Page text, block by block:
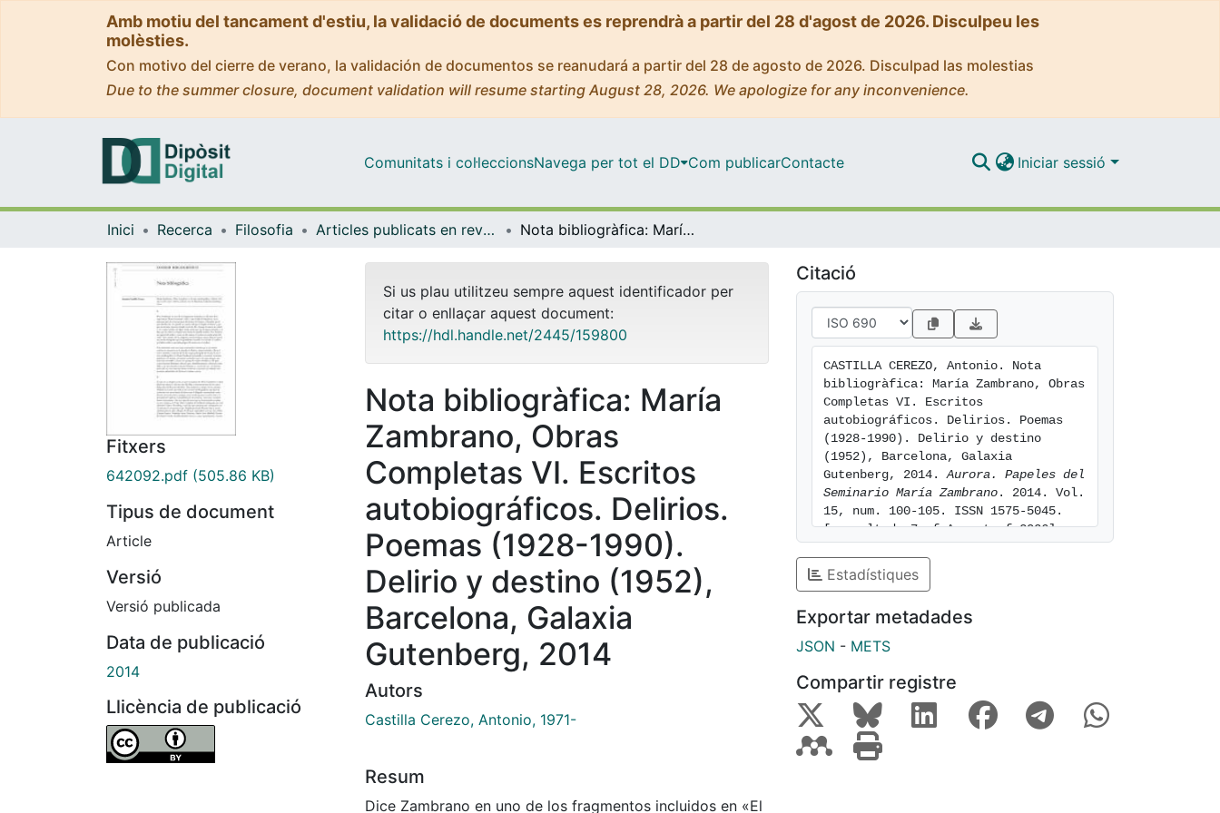
Amb motiu del tancament d'estiu, la validació de documents es reprendrà a partir del 28 d'agost de 2026. Disculpeu les
molèsties.
Con motivo del cierre de verano, la validación de documentos se reanudará a partir del 28 de agosto de 2026. Disculpad las molestias
Due to the summer closure, document validation will resume starting August 28, 2026. We apologize for any inconvenience.
Comunitats i col·leccionsNavega per tot el DD Com publicarContacte Iniciar sessió
Inici Recerca Filosofia Articles publicats en revistes (Filosofia) Nota bibliogràfica: María Zambrano, Obras Completas VI. Escritos autobiográficos. Delirios. Poemas (1928-1990). Delirio y destino (1952), Barcelona, Galaxia Gutenberg, 2014
Fitxers
642092.pdf (505.86 KB)
Tipus de document
Article
Versió
Versió publicada
Data de publicació
2014
Llicència de publicació
Si us plau utilitzeu sempre aquest identificador per
citar o enllaçar aquest document:
https://hdl.handle.net/2445/159800
Nota bibliogràfica: María
Zambrano, Obras
Completas VI. Escritos
autobiográficos. Delirios.
Poemas (1928-1990).
Delirio y destino (1952),
Barcelona, Galaxia
Gutenberg, 2014
Autors
Castilla Cerezo, Antonio, 1971-
Resum
Dice Zambrano en uno de los fragmentos incluidos en «El
Citació
CASTILLA CEREZO, Antonio. Nota
bibliogràfica: María Zambrano, Obras
Completas VI. Escritos
autobiográficos. Delirios. Poemas
(1928-1990). Delirio y destino
(1952), Barcelona, Galaxia
Gutenberg, 2014. Aurora. Papeles del
Seminario María Zambrano . 2014. Vol.
15, num. 100-105. ISSN 1575-5045.
[consulted: 7 of August of 2026].
https://hdl.handle.net/2445/159800
Estadístiques
Exportar metadades
JSON - METS
Compartir registre